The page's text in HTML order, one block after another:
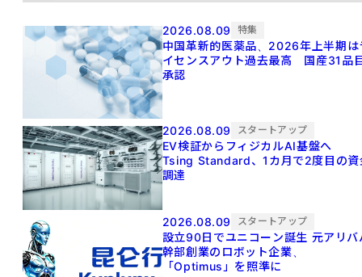
2026.08.09 特集
中国革新的医薬品、2026年上半期は
イセンスアウト過去最高 国産31品
承認
2026.08.09 スタートアップ
EV検証からフィジカルAI基盤へ
Tsing Standard、1カ月で2度目の資
調達
2026.08.09 スタートアップ
設立90日でユニコーン誕生 元アリババ
幹部創業のロボット企業、
「Optimus」を照準に